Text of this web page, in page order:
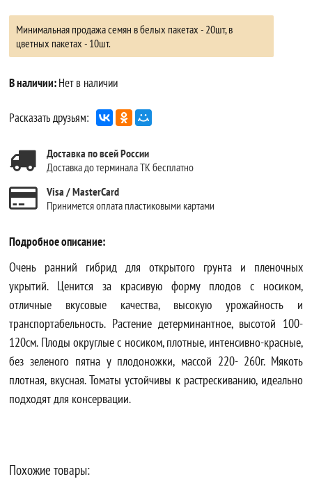
Минимальная продажа семян в белых пакетах - 20шт, в
цветных пакетах - 10шт.
В наличии:Нет в наличии
Расказать друзьям:
Доставка по всей России
Доставка до терминала ТК бесплатно
Visa / MasterCard
Принимется оплата пластиковыми картами
Подробное описание:
Очень ранний гибрид для открытого грунта и пленочных
укрытий. Ценится за красивую форму плодов с носиком,
отличные вкусовые качества, высокую урожайность и
транспортабельность. Растение детерминантное, высотой 100-
120см. Плоды округлые с носиком, плотные, интенсивно-красные,
без зеленого пятна у плодоножки, массой 220- 260г. Мякоть
плотная, вкусная. Томаты устойчивы к растрескиванию, идеально
подходят для консервации.
Похожие товары: